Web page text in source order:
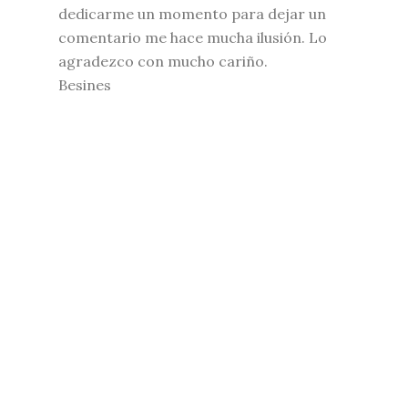
dedicarme un momento para dejar un
comentario me hace mucha ilusión. Lo
agradezco con mucho cariño.
Besines